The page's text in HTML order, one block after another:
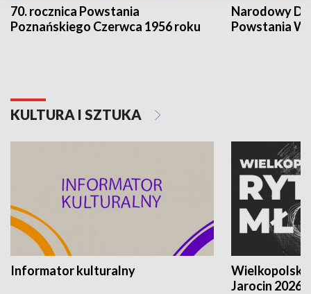
70. rocznica Powstania
Poznańskiego Czerwca 1956 roku
Narodowy
Powstania
KULTURA I SZTUKA
Informator kulturalny
Jarocin 2026